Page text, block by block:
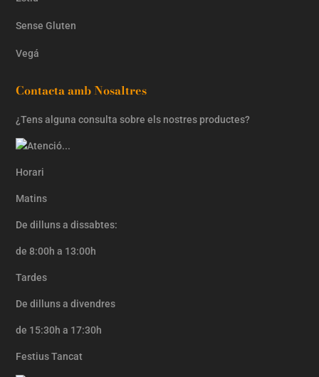
Sense Gluten
Vegá
Contacta amb Nosaltres
¿Tens alguna consulta sobre els nostres productes?
Horari
Matins
De dilluns a dissabtes:
de 8:00h a 13:00h
Tardes
De dilluns a divendres
de 15:30h a 17:30h
Festius Tancat